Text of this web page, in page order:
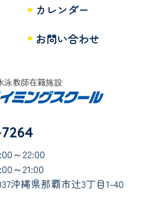
カレンダー
お問い合わせ
泳教師在籍施設
～22:00
～21:00
沖縄県那覇市辻3丁目1-40